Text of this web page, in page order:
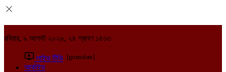
রবিবার, ৯ আগস্ট ২০২৬, ২৪ শ্রাবণ ১৪৩৩
লাইভ টিভি [gtranslate]
আর্কাইভ